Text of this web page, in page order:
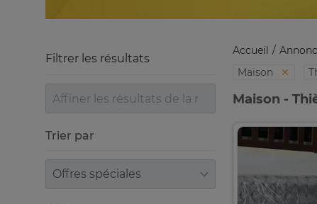
Accueil
Maison
Maison -
Filtrer les résultats
Trier par
Trier par